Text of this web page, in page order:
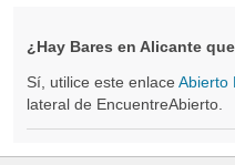
¿Hay Bares en Alicante
Sí, utilice este enlace Abierto
lateral de EncuentreAbierto.